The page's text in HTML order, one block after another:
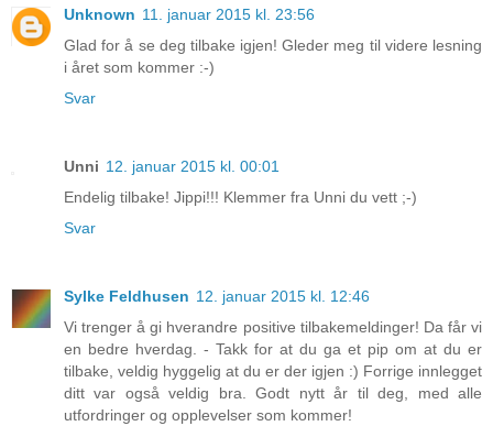
Unknown 11. januar 2015 kl. 23:56
Glad for å se deg tilbake igjen! Gleder meg til videre lesning
i året som kommer :-)
Svar
Unni 12. januar 2015 kl. 00:01
Endelig tilbake! Jippi!!! Klemmer fra Unni du vett ;-)
Svar
Sylke Feldhusen 12. januar 2015 kl. 12:46
Vi trenger å gi hverandre positive tilbakemeldinger! Da får vi
en bedre hverdag. - Takk for at du ga et pip om at du er
tilbake, veldig hyggelig at du er der igjen :) Forrige innlegget
ditt var også veldig bra. Godt nytt år til deg, med alle
utfordringer og opplevelser som kommer!